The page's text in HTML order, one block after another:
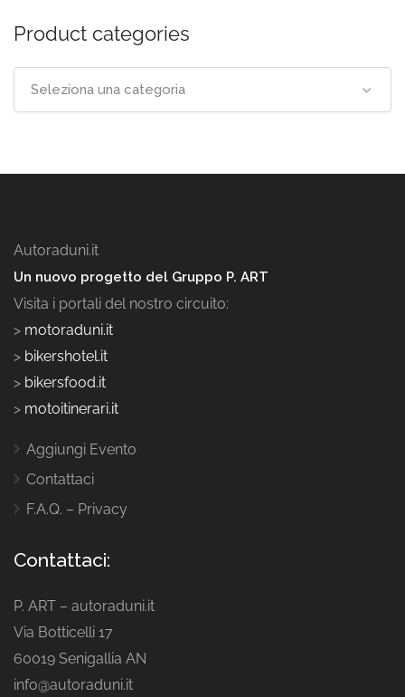
Product categories
Seleziona una categoria
Autoraduni.it
Un nuovo progetto del Gruppo P. ART
Visita i portali del nostro circuito:
> motoraduni.it
> bikershotel.it
> bikersfood.it
> motoitinerari.it
Aggiungi Evento
Contattaci
F.A.Q. – Privacy
Contattaci:
P. ART – autoraduni.it
Via Botticelli 17
60019 Senigallia AN
info@autoraduni.it